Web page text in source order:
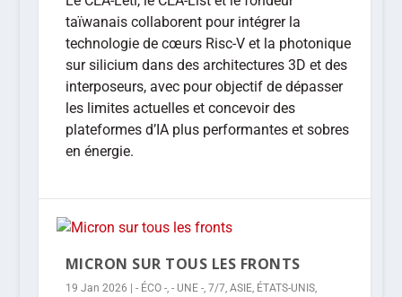
taïwanais collaborent pour intégrer la
technologie de cœurs Risc-V et la photonique
sur silicium dans des architectures 3D et des
interposeurs, avec pour objectif de dépasser
les limites actuelles et concevoir des
plateformes d’IA plus performantes et sobres
en énergie.
MICRON SUR TOUS LES FRONTS
19 Jan 2026 - ÉCO -, - UNE -, 7/7, ASIE, ÉTATS-UNIS,